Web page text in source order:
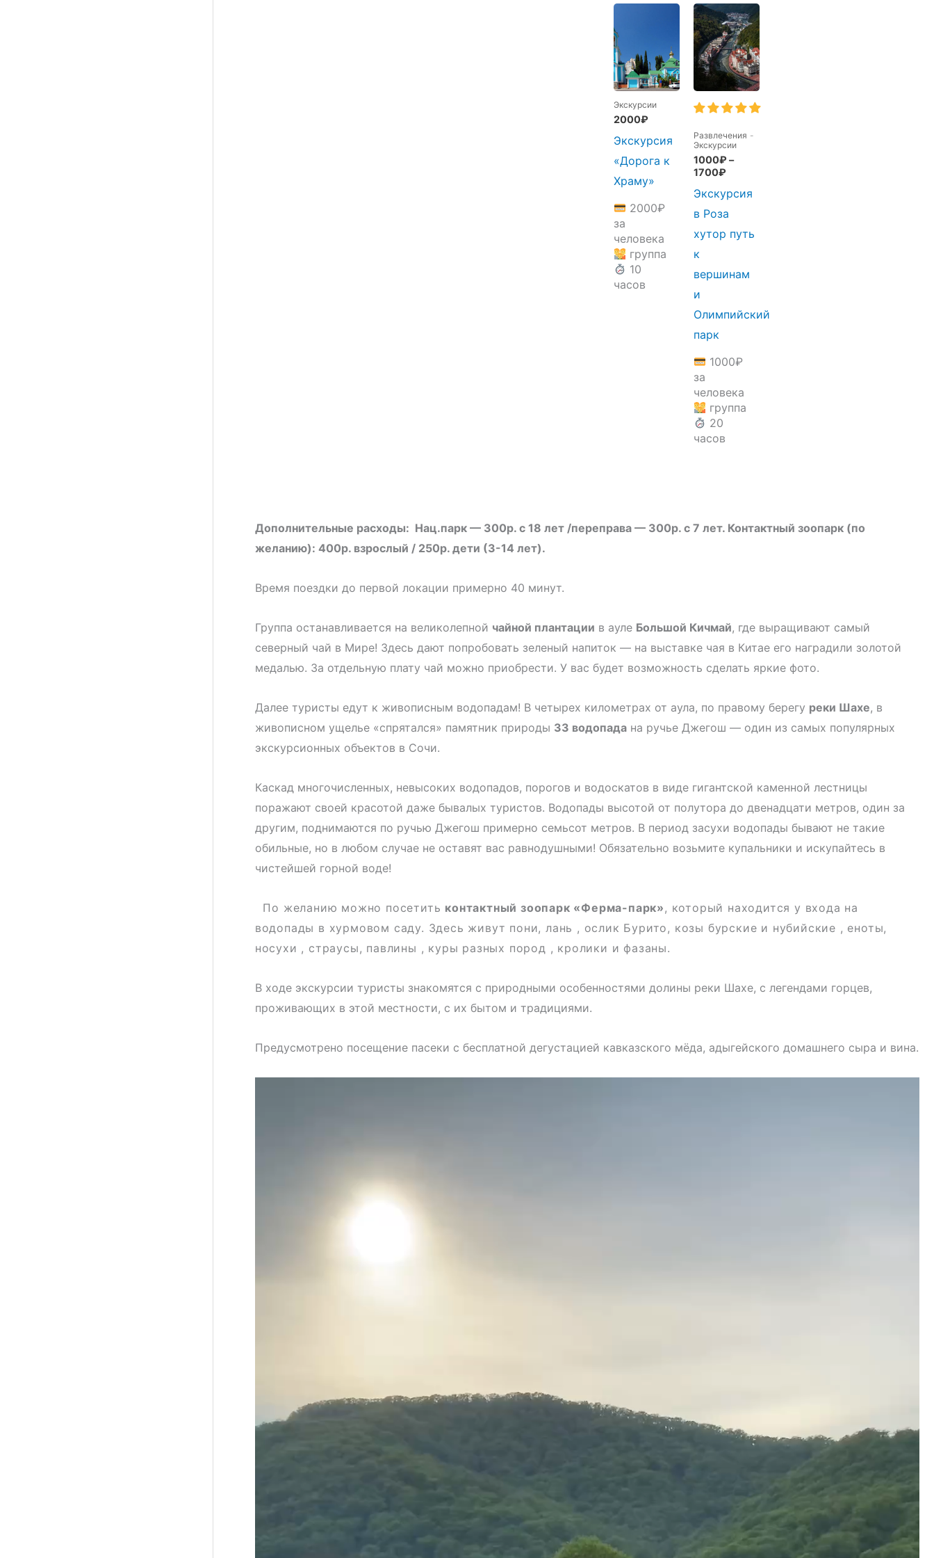
Экскурсии
2000₽
Экскурсия
«Дорога к
Храму»
2000₽
за
человека
группа
10
часов
Развлечения -
Экскурсии
1000₽ –
1700₽
Экскурсия
в Роза
хутор путь
к
вершинам
и
Олимпийский
парк
1000₽
за
человека
группа
20
часов
Дополнительные расходы: Нац.парк — 300р. с 18 лет /переправа — 300р. с 7 лет. Контактный зоопарк (по
желанию): 400р. взрослый / 250р. дети (3-14 лет).
Время поездки до первой локации примерно 40 минут.
Группа останавливается на великолепной чайной плантации в ауле Большой Кичмай, где выращивают самый
северный чай в Мире! Здесь дают попробовать зеленый напиток — на выставке чая в Китае его наградили золотой
медалью. За отдельную плату чай можно приобрести. У вас будет возможность сделать яркие фото.
Далее туристы едут к живописным водопадам! В четырех километрах от аула, по правому берегу реки Шахе, в
живописном ущелье «спрятался» памятник природы 33 водопадана ручье Джегош — один из самых популярных
экскурсионных объектов в Сочи.
Каскад многочисленных, невысоких водопадов, порогов и водоскатов в виде гигантской каменной лестницы
поражают своей красотой даже бывалых туристов. Водопады высотой от полутора до двенадцати метров, один за
другим, поднимаются по ручью Джегош примерно семьсот метров. В период засухи водопады бывают не такие
обильные, но в любом случае не оставят вас равнодушными! Обязательно возьмите купальники и искупайтесь в
чистейшей горной воде!
По желанию можно посетить контактный зоопарк «Ферма-парк», который находится у входа на
водопады в хурмовом саду. Здесь живут пони, лань , ослик Бурито, козы бурские и нубийские , еноты,
носухи , страусы, павлины , куры разных пород , кролики и фазаны.
В ходе экскурсии туристы знакомятся с природными особенностями долины реки Шахе, с легендами горцев,
проживающих в этой местности, с их бытом и традициями.
Предусмотрено посещение пасеки с бесплатной дегустацией кавказского мёда, адыгейского домашнего сыра и вина.